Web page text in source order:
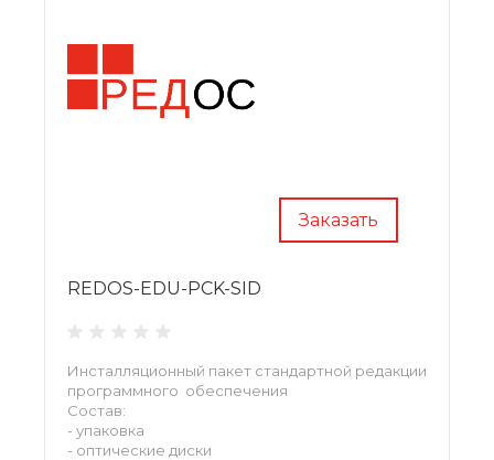
Заказать
REDOS-EDU-PCK-SID
Инсталляционный пакет стандартной редакции
программного обеспечения
Состав:
- упаковка
- оптические диски